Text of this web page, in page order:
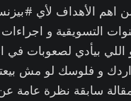
اهم الأهداف لأي
التسويقية و اجراءات
اللي بيأدي لصعوبات في
و فلوسك لو مش